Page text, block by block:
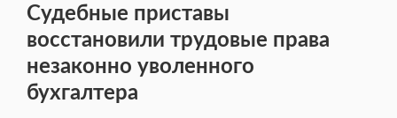
Судебные приставы
восстановили трудовые права
незаконно уволенного
бухгалтера